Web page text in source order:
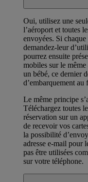
Oui, utilisez une
l’aéroport et toutes
envoyées. Si chaque
demandez-leur
pourrez ensuite
mobiles sur le
un bébé, ce dernier
d’embarquement au
Le même principe
Téléchargez toutes
réservation sur un
de recevoir vos
la possibilité
adresse e-mail pour
pas être utilisées
sur votre téléphone.